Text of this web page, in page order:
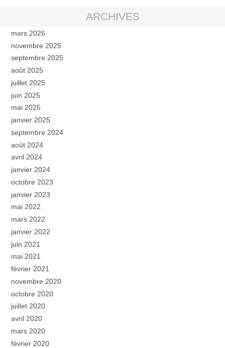
ARCHIVES
mars 2026
novembre 2025
septembre 2025
août 2025
juillet 2025
juin 2025
mai 2025
janvier 2025
septembre 2024
août 2024
avril 2024
janvier 2024
octobre 2023
janvier 2023
mai 2022
mars 2022
janvier 2022
juin 2021
mai 2021
février 2021
novembre 2020
octobre 2020
juillet 2020
avril 2020
mars 2020
février 2020